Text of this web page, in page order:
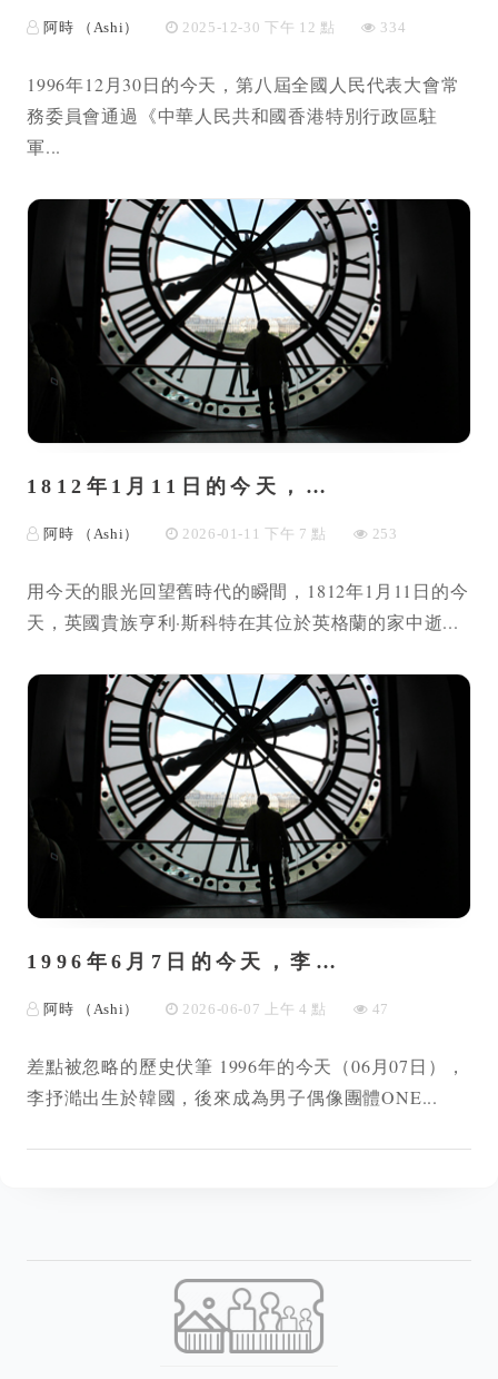
阿時 （Ashi） 2025-12-30 下午 12 點 334
1996年12月30日的今天，第八屆全國人民代表大會常
務委員會通過《中華人民共和國香港特別行政區駐
軍...
1812年1月11日的今天，…
阿時 （Ashi） 2026-01-11 下午 7 點 253
用今天的眼光回望舊時代的瞬間，1812年1月11日的今
天，英國貴族亨利·斯科特在其位於英格蘭的家中逝...
1996年6月7日的今天，李…
阿時 （Ashi） 2026-06-07 上午 4 點 47
差點被忽略的歷史伏筆 1996年的今天（06月07日），
李抒澔出生於韓國，後來成為男子偶像團體ONE...